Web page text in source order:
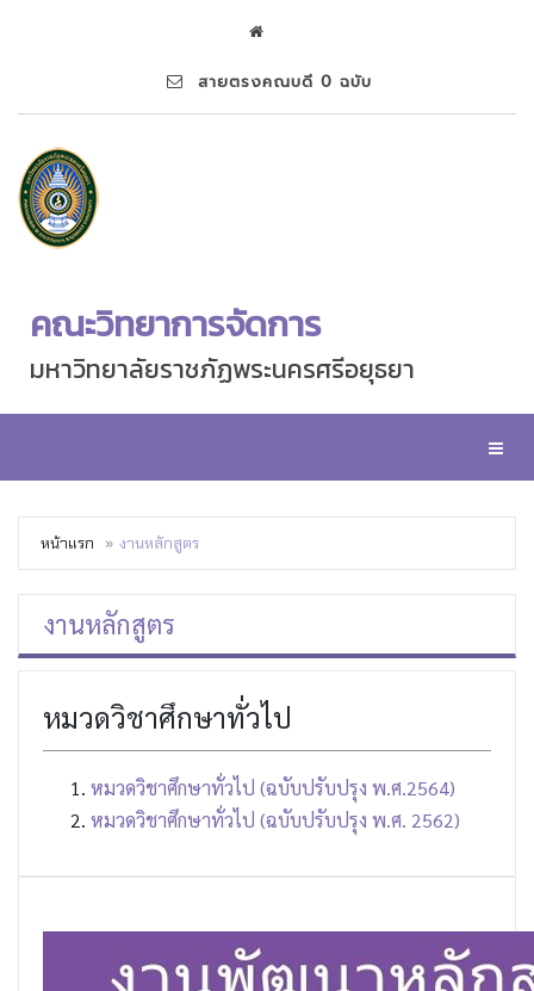
สายตรงคณบดี 0 ฉบับ
คณะวิทยาการจัดการ
มหาวิทยาลัยราชภัฏพระนครศรีอยุธยา
หน้าแรก งานหลักสูตร
งานหลักสูตร
หมวดวิชาศึกษาทั่วไป
หมวดวิชาศึกษาทั่วไป (ฉบับปรับปรุง พ.ศ.2564)
หมวดวิชาศึกษาทั่วไป (ฉบับปรับปรุง พ.ศ. 2562)